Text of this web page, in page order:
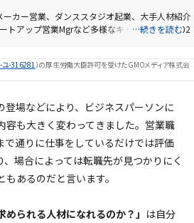
ーカー営業、ダンススタジオ起業、大手人材紹介
トアップ営業Mgrなど多様なキャリアを経て202
業スキル体系・実践トレーニング、長期的キャ
PORTERS MAGAZINE』他でのインタビュー複
…続きを読む
-316281 ）の厚生労働大臣許可を受けたGMOメディア株式会
登場などにより、ビジネスパーソンに
容も大きく変わってきました。営業職
で通りに仕事をしているだけでは評価
場合によっては転職先が見つかりにく
あるのだと言います。
められる人材になれるのか？」 は自分